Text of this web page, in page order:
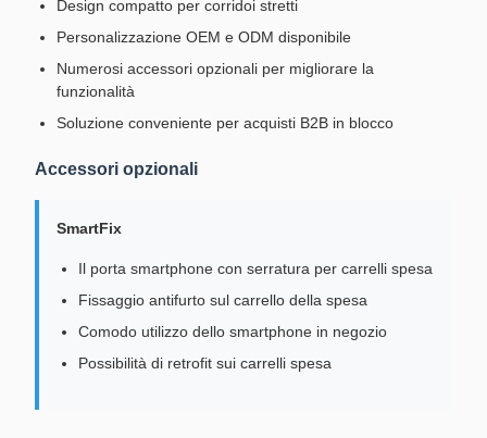
Design compatto per corridoi stretti
Personalizzazione OEM e ODM disponibile
Numerosi accessori opzionali per migliorare la
funzionalità
Soluzione conveniente per acquisti B2B in blocco
Accessori opzionali
SmartFix
Il porta smartphone con serratura per carrelli spesa
Fissaggio antifurto sul carrello della spesa
Comodo utilizzo dello smartphone in negozio
Possibilità di retrofit sui carrelli spesa